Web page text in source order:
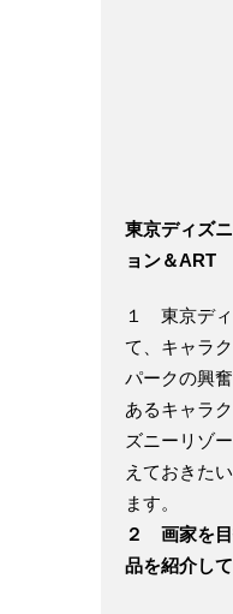
東京ディズ
ョン＆ART
１ 東京ディ
て、キャラ
パークの興
あるキャラ
ズニーリゾ
えておきた
ます。
２ 画家を目
品を紹介して